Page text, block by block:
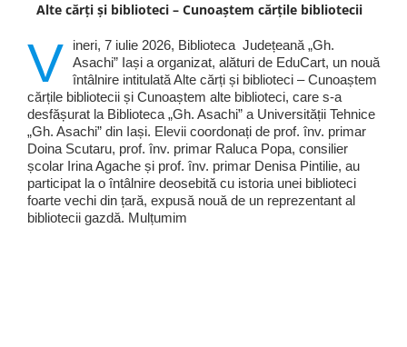
Alte cărți și biblioteci – Cunoaștem cărțile bibliotecii
V
ineri, 7 iulie 2026, Biblioteca Județeană „Gh.
Asachi” Iași a organizat, alături de EduCart, un nouă
întâlnire intitulată Alte cărți și biblioteci – Cunoaștem
cărțile bibliotecii și Cunoaștem alte biblioteci, care s-a
desfășurat la Biblioteca „Gh. Asachi” a Universității Tehnice
„Gh. Asachi” din Iași. Elevii coordonați de prof. înv. primar
Doina Scutaru, prof. înv. primar Raluca Popa, consilier
școlar Irina Agache și prof. înv. primar Denisa Pintilie, au
participat la o întâlnire deosebită cu istoria unei biblioteci
foarte vechi din țară, expusă nouă de un reprezentant al
bibliotecii gazdă. Mulțumim